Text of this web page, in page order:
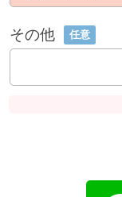
その他 任意